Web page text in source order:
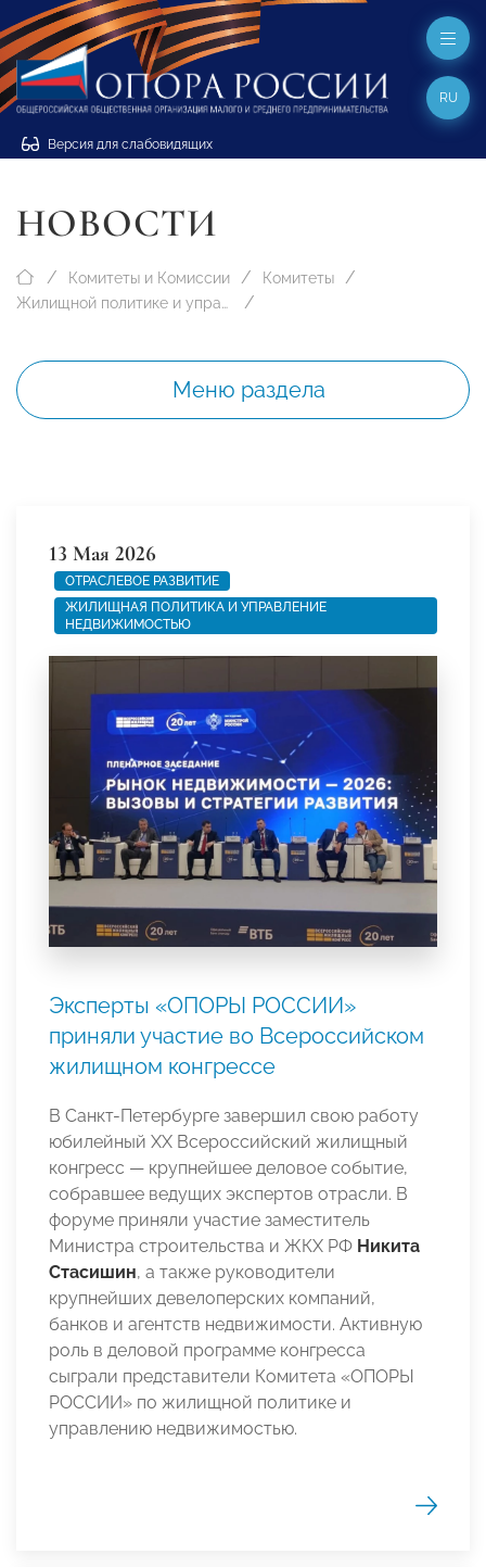
Версия для слабовидящих
RU
НОВОСТИ
Комитеты и Комиссии
Комитеты
Жилищной политике и управлению недвижимостью
Меню раздела
13 Мая 2026
ОТРАСЛЕВОЕ РАЗВИТИЕ
ЖИЛИЩНАЯ ПОЛИТИКА И УПРАВЛЕНИЕ
НЕДВИЖИМОСТЬЮ
Эксперты «ОПОРЫ РОССИИ»
приняли участие во Всероссийском
жилищном конгрессе
В Санкт-Петербурге завершил свою работу
юбилейный XX Всероссийский жилищный
конгресс — крупнейшее деловое событие,
собравшее ведущих экспертов отрасли. В
форуме приняли участие заместитель
Министра строительства и ЖКХ РФ Никита
Стасишин, а также руководители
крупнейших девелоперских компаний,
банков и агентств недвижимости. Активную
роль в деловой программе конгресса
сыграли представители Комитета «ОПОРЫ
РОССИИ» по жилищной политике и
управлению недвижимостью.